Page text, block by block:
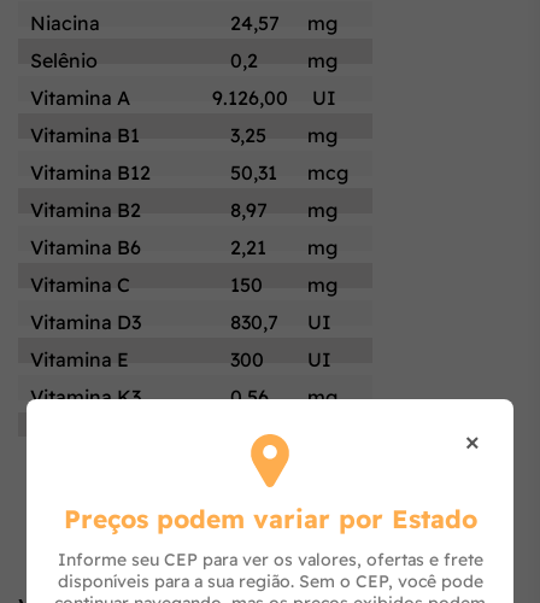
Niacina
24,57
mg
Selênio
0,2
mg
Vitamina A
9.126,00
UI
Vitamina B1
3,25
mg
Vitamina B12
50,31
mcg
Vitamina B2
8,97
mg
Vitamina B6
2,21
mg
Vitamina C
150
mg
Vitamina D3
830,7
UI
Vitamina E
300
UI
Vitamina K3
0,56
mg
125 ×
Preços podem variar por Estado
Informe seu CEP para ver os valores, ofertas e frete
disponíveis para a sua região. Sem o CEP, você pode